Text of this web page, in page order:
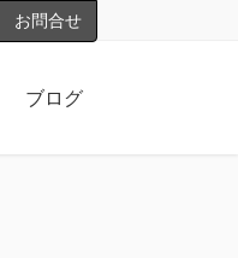
お問合せ
ブログ